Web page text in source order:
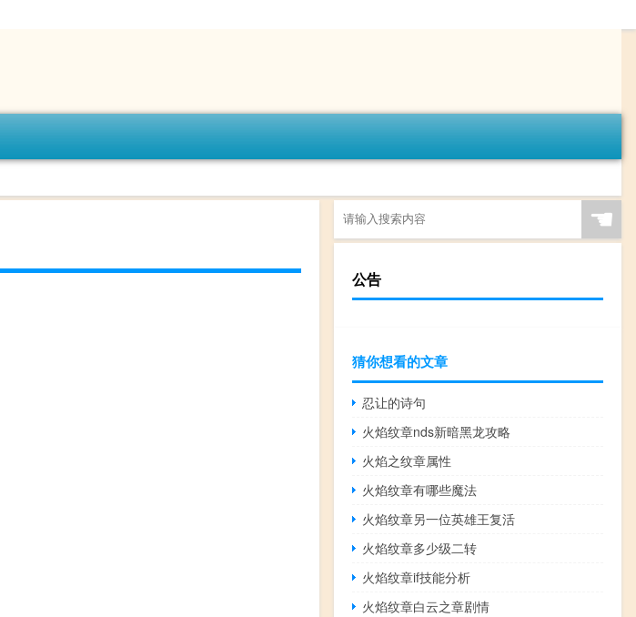
☚
公告
猜你想看的文章
忍让的诗句
火焰纹章nds新暗黑龙攻略
火焰之纹章属性
火焰纹章有哪些魔法
火焰纹章另一位英雄王复活
火焰纹章多少级二转
火焰纹章if技能分析
火焰纹章白云之章剧情